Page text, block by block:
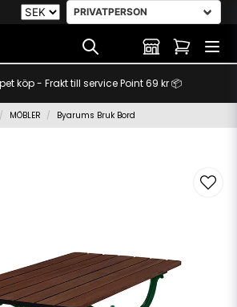
köp - Frakt till service Point 69 kr 📦
MÖBLER Byarums Bruk Bord